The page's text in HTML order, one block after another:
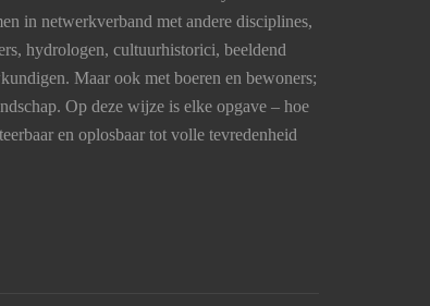
in netwerkverband met andere disciplines,
hydrologen, cultuurhistorici, beeldend
Maar ook met boeren en bewoners;
Op deze wijze is elke opgave – hoe
en oplosbaar tot volle tevredenheid